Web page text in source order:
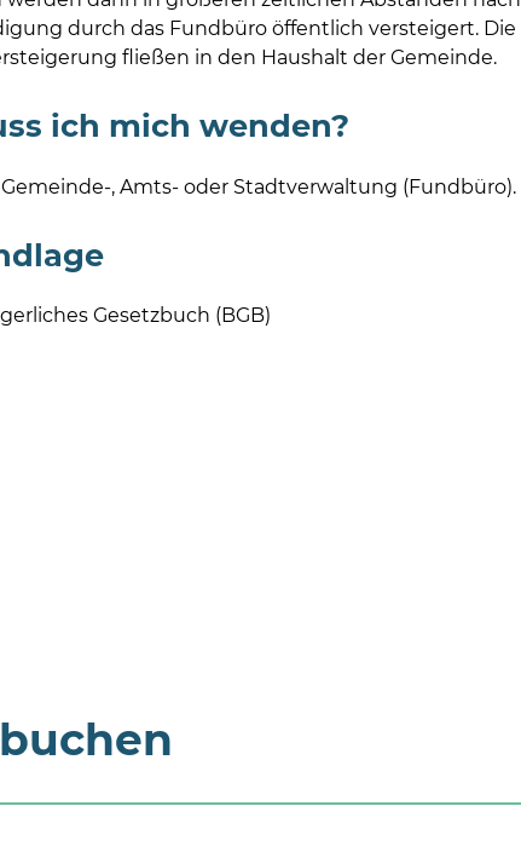
durch das Fundbüro öffentlich versteigert. Die
fließen in den Haushalt der Gemeinde.
ich mich wenden?
, Amts- oder Stadtverwaltung (Fundbüro).
Gesetzbuch (BGB)